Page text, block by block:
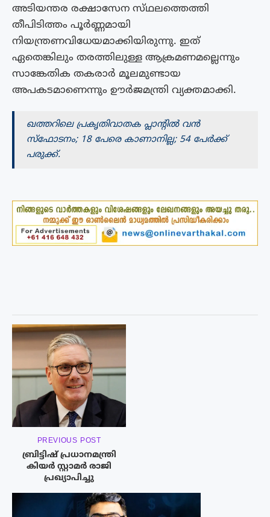
അടിയന്തര രക്ഷാസേന സ്‌ഥലത്തെത്തി
തീപിടിത്തം പൂർണ്ണമായി
നിയന്ത്രണവിധേയമാക്കിയിരുന്നു. ഇത്
ഏതെങ്കിലും തരത്തിലുള്ള ആക്രമണമല്ലെന്നും
സാങ്കേതിക തകരാർ മൂലമുണ്ടായ
അപകടമാണെന്നും ഊർജമന്ത്രി വ്യക്തമാക്കി.
ഖത്തറിലെ പ്രകൃതിവാതക പ്ലാന്റിൽ വൻ
സ്ഫോടനം; 18 പേരെ കാണാനില്ല; 54 പേർക്ക്
പരുക്ക്.
PREVIOUS POST
ബ്രിട്ടിഷ് പ്രധാനമന്ത്രി
കിയർ സ്റ്റാമർ രാജി
പ്രഖ്യാപിച്ചു